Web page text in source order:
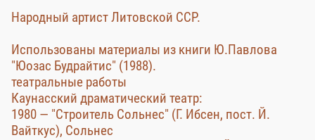
Народный артист Литовской ССР.
Использованы материалы из книги Ю.Павлова
"Юозас Будрайтис" (1988).
театральные работы
Каунасский драматический театр:
1980 — "Строитель Сольнес" (Г. Ибсен, пост. Й.
Вайткус), Сольнес